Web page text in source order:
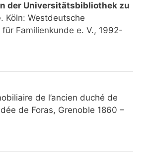
der Universitätsbibliothek zu
Köln: Westdeutsche
Familienkunde e. V., 1992-
de l’ancien duché de
de Foras, Grenoble 1860 –